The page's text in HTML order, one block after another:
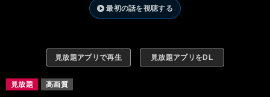
最初の話を視聴する
見放題アプリで再生 見放題アプリをDL
見放題 高画質